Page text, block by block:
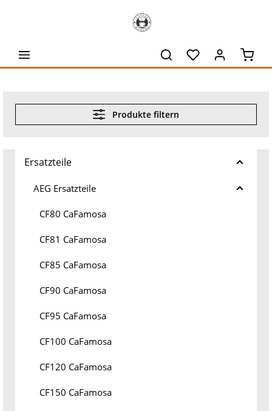
Produkte filtern
Ersatzteile
AEG Ersatzteile
CF80 CaFamosa
CF81 CaFamosa
CF85 CaFamosa
CF90 CaFamosa
CF95 CaFamosa
CF100 CaFamosa
CF120 CaFamosa
CF150 CaFamosa